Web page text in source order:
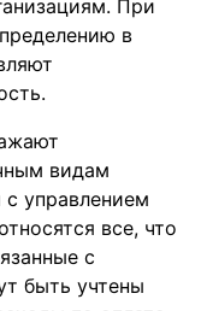
При
в
видам
с управлением
все, что
с
быть учтены